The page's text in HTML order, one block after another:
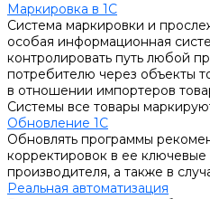
Маркировка в 1С
Система маркировки и
особая информационная
контролировать путь любой
потребителю через объекты
в отношении импортеров
Системы все товары
Обновление 1С
Обновлять программы
корректировок в ее
производителя, а также в
Реальная автоматизация